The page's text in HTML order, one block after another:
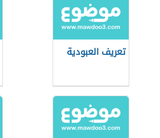
تعريف العبودية